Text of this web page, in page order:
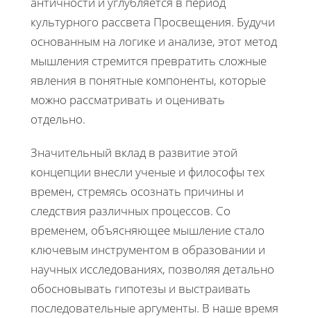
культурного рассвета Просвещения. Будучи
основанным на логике и анализе, этот метод
мышления стремится превратить сложные
явления в понятные компоненты, которые
можно рассматривать и оценивать
отдельно.
Значительный вклад в развитие этой
концепции внесли ученые и философы тех
времен, стремясь осознать причины и
следствия различных процессов. Со
временем, объясняющее мышление стало
ключевым инструментом в образовании и
научных исследованиях, позволяя детально
обосновывать гипотезы и выстраивать
последовательные аргументы. В наше время